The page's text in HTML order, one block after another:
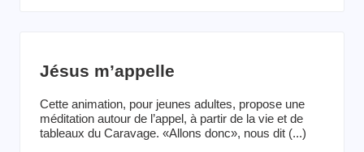
Jésus m’appelle
Cette animation, pour jeunes adultes, propose une
méditation autour de l’appel, à partir de la vie et de
tableaux du Caravage. «Allons donc», nous dit (...)